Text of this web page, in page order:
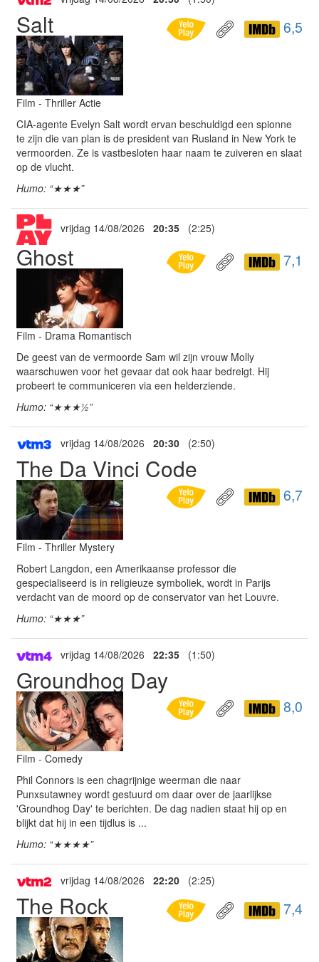
Salt 6,5
Film - Thriller Actie
CIA-agente Evelyn Salt wordt ervan beschuldigd een spionne
te zijn die van plan is de president van Rusland in New York te
vermoorden. Ze is vastbesloten haar naam te zuiveren en slaat
op de vlucht.
Humo: “★★★”
vrijdag 14/08/2026 20:35 (2:25)
Ghost 7,1
Film - Drama Romantisch
De geest van de vermoorde Sam wil zijn vrouw Molly
waarschuwen voor het gevaar dat ook haar bedreigt. Hij
probeert te communiceren via een helderziende.
Humo: “★★★½”
vrijdag 14/08/2026 20:30 (2:50)
The Da Vinci Code
6,7
Film - Thriller Mystery
Robert Langdon, een Amerikaanse professor die
gespecialiseerd is in religieuze symboliek, wordt in Parijs
verdacht van de moord op de conservator van het Louvre.
Humo: “★★★”
vrijdag 14/08/2026 22:35 (1:50)
Groundhog Day
8,0
Film - Comedy
Phil Connors is een chagrijnige weerman die naar
Punxsutawney wordt gestuurd om daar over de jaarlijkse
'Groundhog Day' te berichten. De dag nadien staat hij op en
blijkt dat hij in een tijdlus is ...
Humo: “★★★★”
vrijdag 14/08/2026 22:20 (2:25)
The Rock 7,4